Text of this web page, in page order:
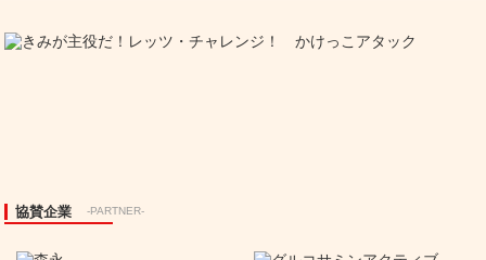
協賛企業 -PARTNER-